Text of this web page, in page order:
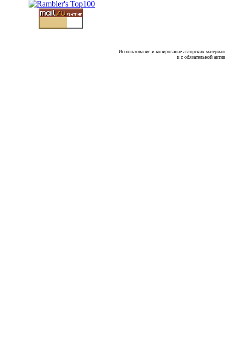
Использование и копирование авторских
и с обязательной